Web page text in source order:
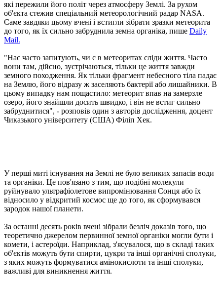
які пережили його політ через атмосферу Землі. За рухом
об'єкта стежив спеціальний метеорологічний радар NASA.
Саме завдяки цьому вчені і встигли зібрати зразки метеорита
до того, як їх сильно забруднила земна органіка, пише Daily
Mail.
"Нас часто запитують, чи є в метеоритах сліди життя. Часто
вони там, дійсно, зустрічаються, тільки це життя завжди
земного походження. Як тільки фрагмент небесного тіла падає
на Землю, його відразу ж заселяють бактерії або лишайники. В
цьому випадку нам пощастило: метеорит впав на замерзле
озеро, його знайшли досить швидко, і він не встиг сильно
забруднитися", - розповів один з авторів дослідження, доцент
Чиказького університету (США) Філіп Хек.
У перші миті існування на Землі не було великих запасів води
та органіки. Це пов'язано з тим, що подібні молекули
руйнувало ультрафіолетове випромінювання Сонця або їх
відносило у відкритий космос ще до того, як сформувався
зародок нашої планети.
За останні десять років вчені зібрали безліч доказів того, що
теоретично джерелом первинної земної органіки могли бути і
комети, і астероїди. Наприклад, з'ясувалося, що в складі таких
об'єктів можуть бути спирти, цукри та інші органічні сполуки,
з яких можуть формуватися амінокислоти та інші сполуки,
важливі для виникнення життя.